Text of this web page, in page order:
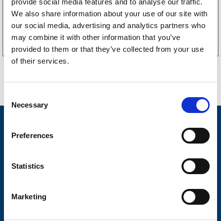
provide social media features and to analyse our traffic.
We also share information about your use of our site with
our social media, advertising and analytics partners who
may combine it with other information that you’ve
provided to them or that they’ve collected from your use
of their services.
o
Necessary
Preferences
Statistics
Marketing
Köp online
Släpvagnsservice
Frågor & Svar
Butikskoncept